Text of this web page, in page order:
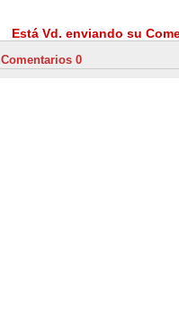
Está Vd. enviando su
Comentarios 0